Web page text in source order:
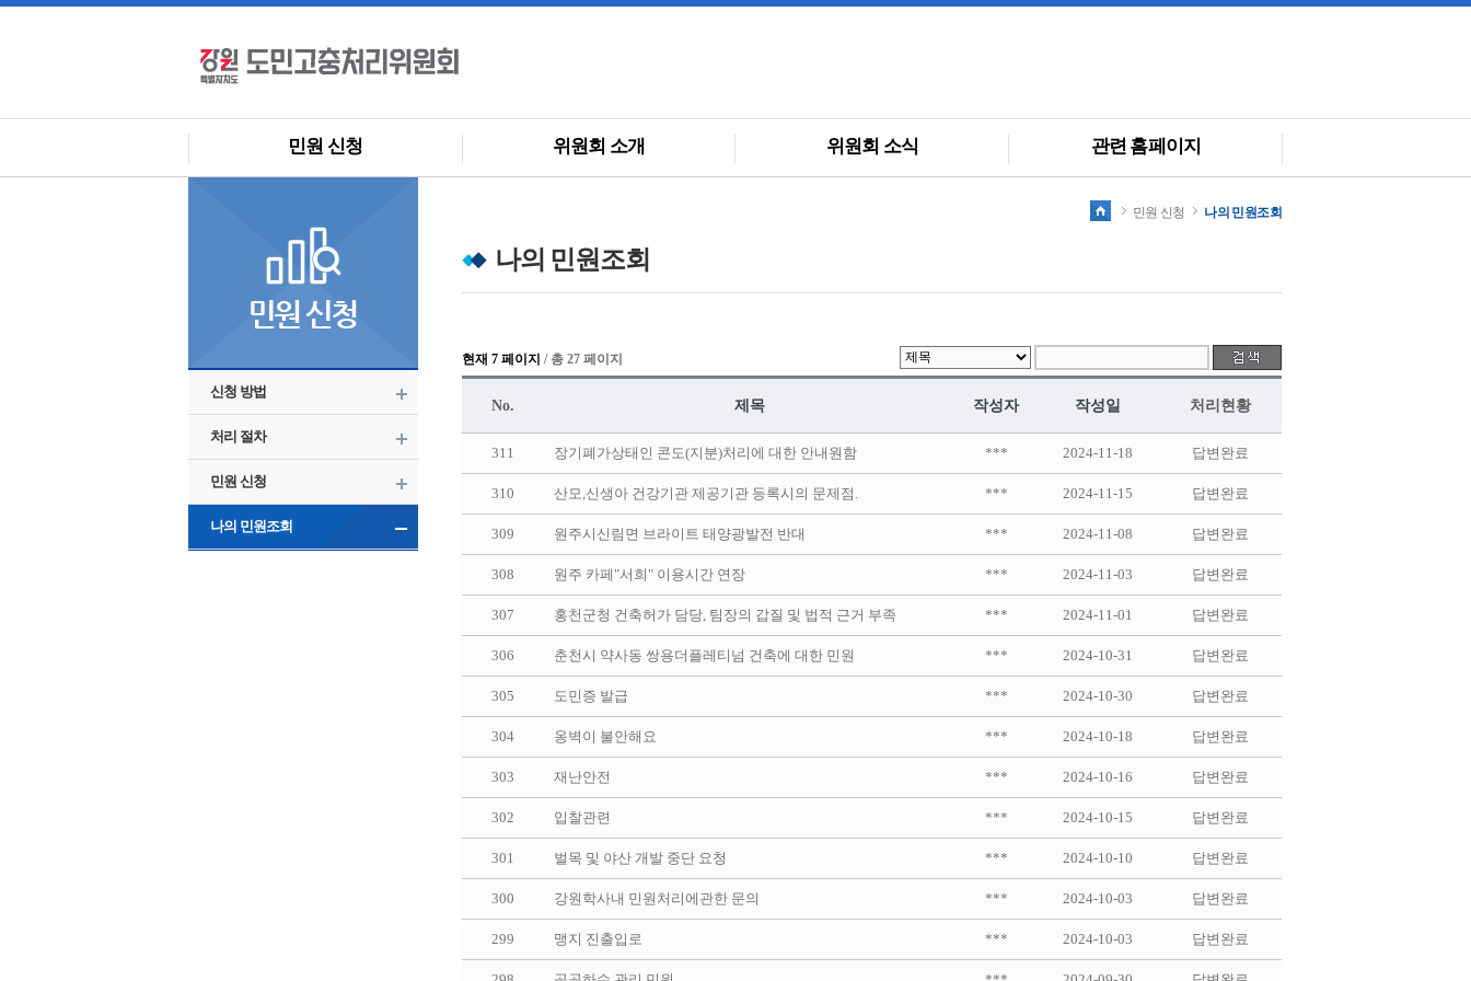
민원 신청 위원회 소개 위원회 소식 관련 홈페이지
신청 방법
처리 절차
민원 신청
나의 민원조회
민원 신청 나의 민원조회
나의 민원조회
현재 7 페이지 / 총 27 페이지
No. 제목 작성자 작성일 처리현황
311 장기폐가상태인 콘도(지분)처리에 대한 안내원함 *** 2024-11-18 답변완료
310 산모,신생아 건강기관 제공기관 등록시의 문제점. *** 2024-11-15 답변완료
309 원주시신림면 브라이트 태양광발전 반대 *** 2024-11-08 답변완료
308 원주 카페"서희" 이용시간 연장 *** 2024-11-03 답변완료
307 홍천군청 건축허가 담당, 팀장의 갑질 및 법적 근거 부족 *** 2024-11-01 답변완료
306 춘천시 약사동 쌍용더플레티넘 건축에 대한 민원 *** 2024-10-31 답변완료
305 도민증 발급 *** 2024-10-30 답변완료
304 옹벽이 불안해요 *** 2024-10-18 답변완료
303 재난안전 *** 2024-10-16 답변완료
302 입찰관련 *** 2024-10-15 답변완료
301 벌목 및 야산 개발 중단 요청 *** 2024-10-10 답변완료
300 강원학사내 민원처리에관한 문의 *** 2024-10-03 답변완료
299 맹지 진출입로 *** 2024-10-03 답변완료